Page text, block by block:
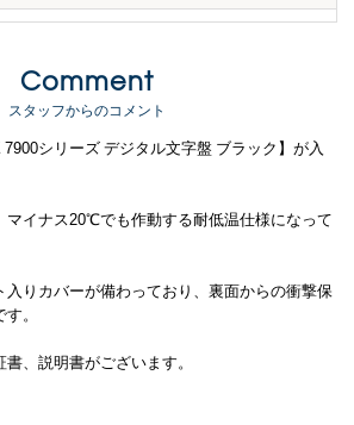
Comment
スタッフからのコメント
シリーズ デジタル文字盤 ブラック】が入
イナス20℃でも作動する耐低温仕様になって
りカバーが備わっており、裏面からの衝撃保
。
、説明書がございます。